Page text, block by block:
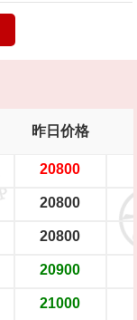
昨日价格
20800
20800
20800
20900
21000